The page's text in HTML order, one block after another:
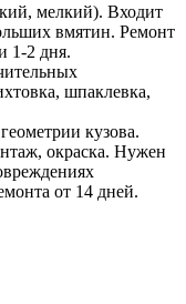
мелкий). Входит
вмятин. Ремонт
1-2 дня.
шпаклевка,
кузова.
окраска. Нужен
от 14 дней.